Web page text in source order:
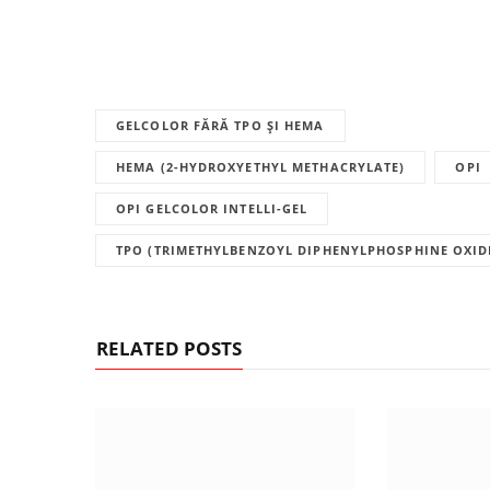
GELCOLOR FĂRĂ TPO ȘI HEMA
HEMA (2-HYDROXYETHYL METHACRYLATE) OPI
OPI GELCOLOR INTELLI-GEL
TPO (TRIMETHYLBENZOYL DIPHENYLPHOSPHINE
RELATED POSTS